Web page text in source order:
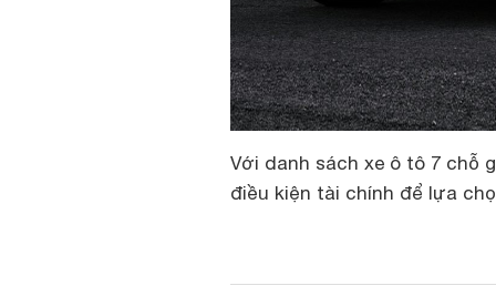
Với danh sách xe ô tô 7 chỗ
điều kiện tài chính để lựa